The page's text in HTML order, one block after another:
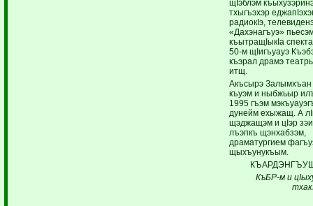
щIэблэм
тхыгъэхэр
радиокIэ,
«Дахэнагъуэ»
къытращIыкIа
50-м щIигъуауэ
къэрал драмэ
итщ.
Акъсырэ
къуэм и ныбжьыр
1995 гъэм
дунейм ехыжащ. А
щэджащэм и цIэр
лъэпкъ щэнхабзэм,
драматургием
щыхъунукъым.
КъБР-м и цI